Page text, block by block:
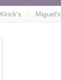
Kirick's Miguel's